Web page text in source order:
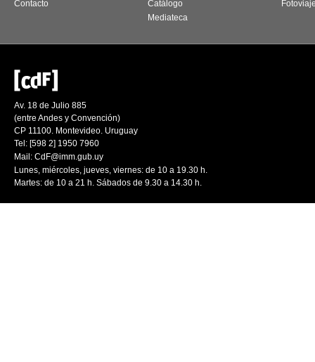
Contacto
Catálogo
Mediateca
Av. 18 de Julio 885
(entre Andes y Convención)
CP 11100. Montevideo. Uruguay
Tel: [598 2] 1950 7960
Mail: CdF@imm.gub.uy
Lunes, miércoles, jueves, viernes: de 10 a 19.30 h.
Martes: de 10 a 21 h. Sábados de 9.30 a 14.30 h.